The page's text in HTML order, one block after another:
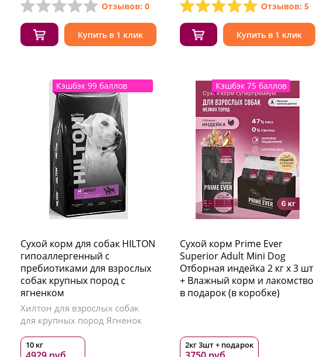
Отзывов: 0
Купить в 1 клик
Отзывов: 5
Купить в 1 клик
Кэшбэк 99 баллов
Сухой корм для собак HILTON
гипоаллергенный с
пребиотиками для взрослых
собак крупных пород с
ягненком
Хилтон для взрослых собак
для крупных пород Ягненок
10 кг
Кэшбэк 75 баллов
Сухой корм Prime Ever
Superior Adult Mini Dog
Отборная индейка 2 кг х 3 шт
+ Влажный корм и лакомство
в подарок (в коробке)
2кг 3шт + подарок